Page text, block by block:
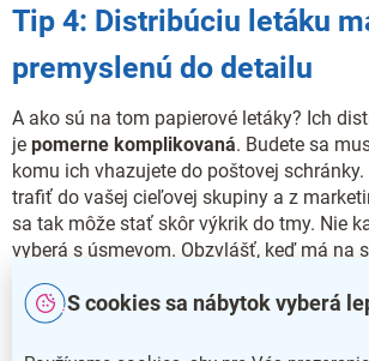
S cookies sa nábytok vyberá
Tip 4: Distribúciu letáku
premyslenú do detailu
A ako sú na tom papierové letáky? Ich
je pomerne komplikovaná. Budete sa
komu ich vhazujete do poštovej
trafiť do vašej cieľovej skupiny a z
sa tak môže stať skôr výkrik do tmy. Nie
vyberá s úsmevom. Obzvlášť, keď má na
rešpektovať. Radšej si ich nechajte na
podujatia, počas ktorých ich potenciál
K tomu sa ale teprve dostaneme.